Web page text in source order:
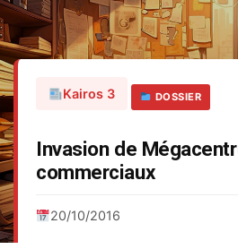
Kairos 3 DOSSIER
Invasion de
commerciaux
20/10/2016